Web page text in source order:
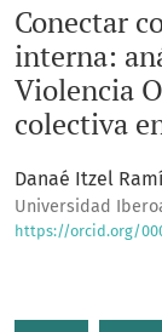
Conectar
interna:
Violencia
colectiva
Danaé Itzel
Universidad
https://orcid.org/